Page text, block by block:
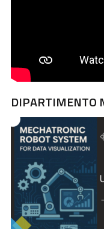
DIPARTIMENTO